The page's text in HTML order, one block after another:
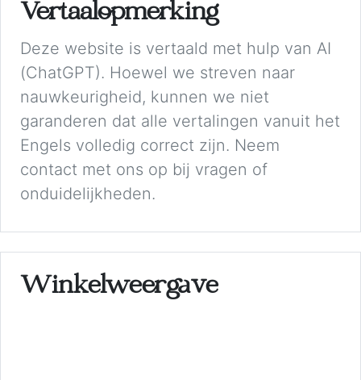
Vertaalopmerking
Deze website is vertaald met hulp van AI
(ChatGPT). Hoewel we streven naar
nauwkeurigheid, kunnen we niet
garanderen dat alle vertalingen vanuit het
Engels volledig correct zijn. Neem
contact met ons op bij vragen of
onduidelijkheden.
Winkelweergave